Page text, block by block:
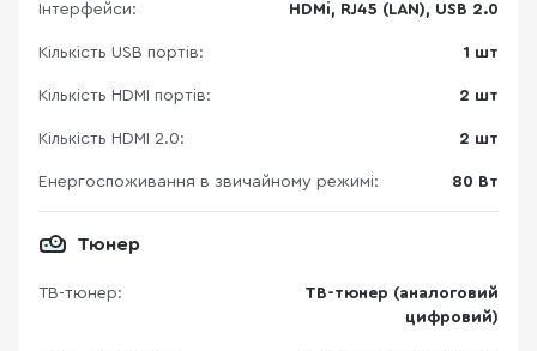
Інтерфейси: HDMi, RJ45 (LAN), USB 2.0
Кількість USB портів: 1 шт
Кількість HDMI портів: 2 шт
Кількість HDMI 2.0: 2 шт
Енергоспоживання в звичайному режимі: 80 Вт
Тюнер
ТВ-тюнер:
ТВ-тюнер (аналоговий
цифровий)